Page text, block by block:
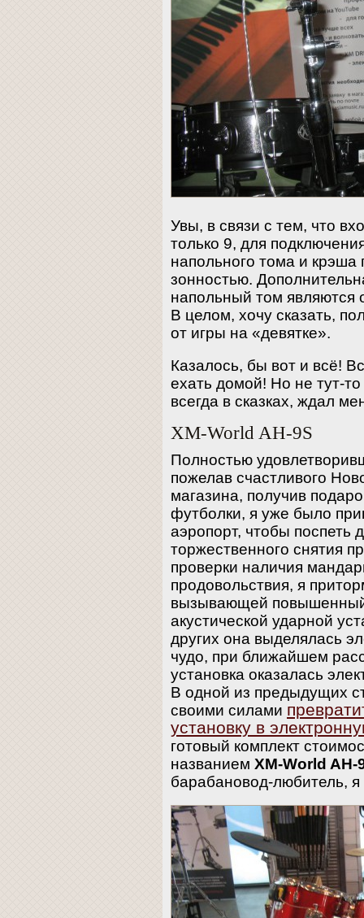
Увы, в связи с тем, что
только 9, для
напольного тома и
зонностью.
напольный том являются
В целом, хочу сказать,
от игры на «девятке».
Казалось, бы вот и всё!
ехать домой! Но не тут-
всегда в сказках, ждал
XM-World AH-9S
Полностью
пожелав счастливого
магазина, получив
футболки, я уже было
аэропорт, чтобы поспеть
торжественного снятия
проверки наличия
продовольствия, я
вызывающей
акустической ударной
других она выделялась
чудо, при ближайшем
установка оказалась
В одной из предыдущих
своими силами
установку в
готовый комплект
названием XM-World AH-
барабановод-любитель,